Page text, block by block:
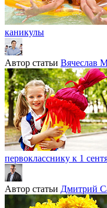
каникулы
Автор статьи Вячеслав
первокласснику к 1
Автор статьи Дмитрий